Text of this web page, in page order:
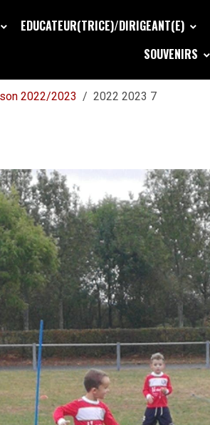
EDUCATEUR(TRICE)/DIRIGEANT(E)
SOUVENIRS
2022/2023 2022 2023 7